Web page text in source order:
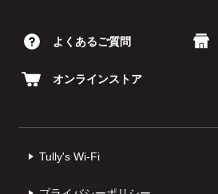
よくあるご質問
オンラインストア
Tully's Wi-Fi